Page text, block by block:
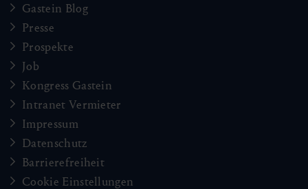
Gastein Blog
Presse
Prospekte
Job
Kongress Gastein
Intranet Vermieter
Impressum
Datenschutz
Barrierefreiheit
Cookie Einstellungen